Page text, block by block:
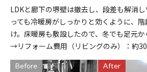
LDKと廊下の堺壁は撤去し、段差も解消
っても冷暖房がしっかりと効くように、
け。床暖房も敷設したので、冬でも足元か
→リフォーム費用（リビングのみ）：約
Before After